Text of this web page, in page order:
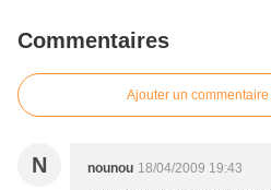
Commentaires
Ajouter un commentaire
N nounou 18/04/2009 19:43